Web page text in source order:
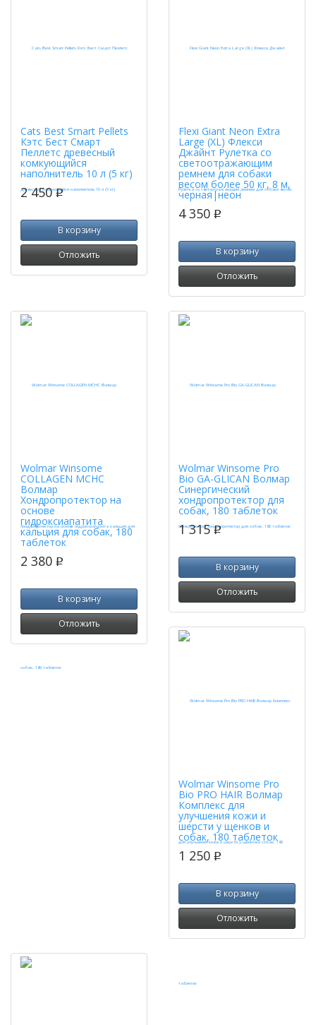
Cats Best Smart Pellets
Кэтс Бест Смарт
Пеллетс древесный
комкующийся
наполнитель 10 л (5 кг)
2 450p
В корзину
Отложить
Flexi Giant Neon Extra
Large (XL) Флекси
Джайнт Рулетка со
светоотражающим
ремнем для собаки
весом более 50 кг, 8 м,
черная|неон
4 350 p
В корзину
Отложить
Wolmar Winsome
COLLAGEN MCHC
Волмар
Хондропротектор на
основе
гидроксиапатита
кальция для собак, 180
таблеток
2 380 p
В корзину
Отложить
Wolmar Winsome Pro
Bio GA-GLICAN Волмар
Синергический
хондропротектор для
собак, 180 таблеток
1 315p
В корзину
Отложить
Wolmar Winsome Pro
Bio PRO HAIR Волмар
Комплекс для
улучшения кожи и
шерсти у щенков и
собак, 180 таблеток
1 250 p
В корзину
Отложить